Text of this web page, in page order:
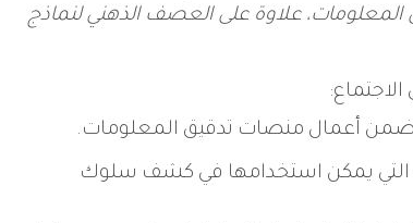
علاوة على العصف الذهني لنماذج
ضمن أعمال منصات تدقيق المعلومات.
التي يمكن استخدامها في كشف سلوك